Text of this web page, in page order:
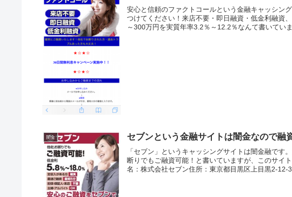
安心と信頼のファクトコールという金融キャッシン
つけてください！来店不要・即日融資・低金利融資
～300万円を実質年率3.2％～12.2％なんて書いていま
闇金 セブンという金融サイトは闇金なので融
「セブン」というキャッシングサイトは闇金融です
断りでもご融資可能！と書いていますが、このサイ
名：株式会社セブン住所：東京都目黒区上目黒2-12-